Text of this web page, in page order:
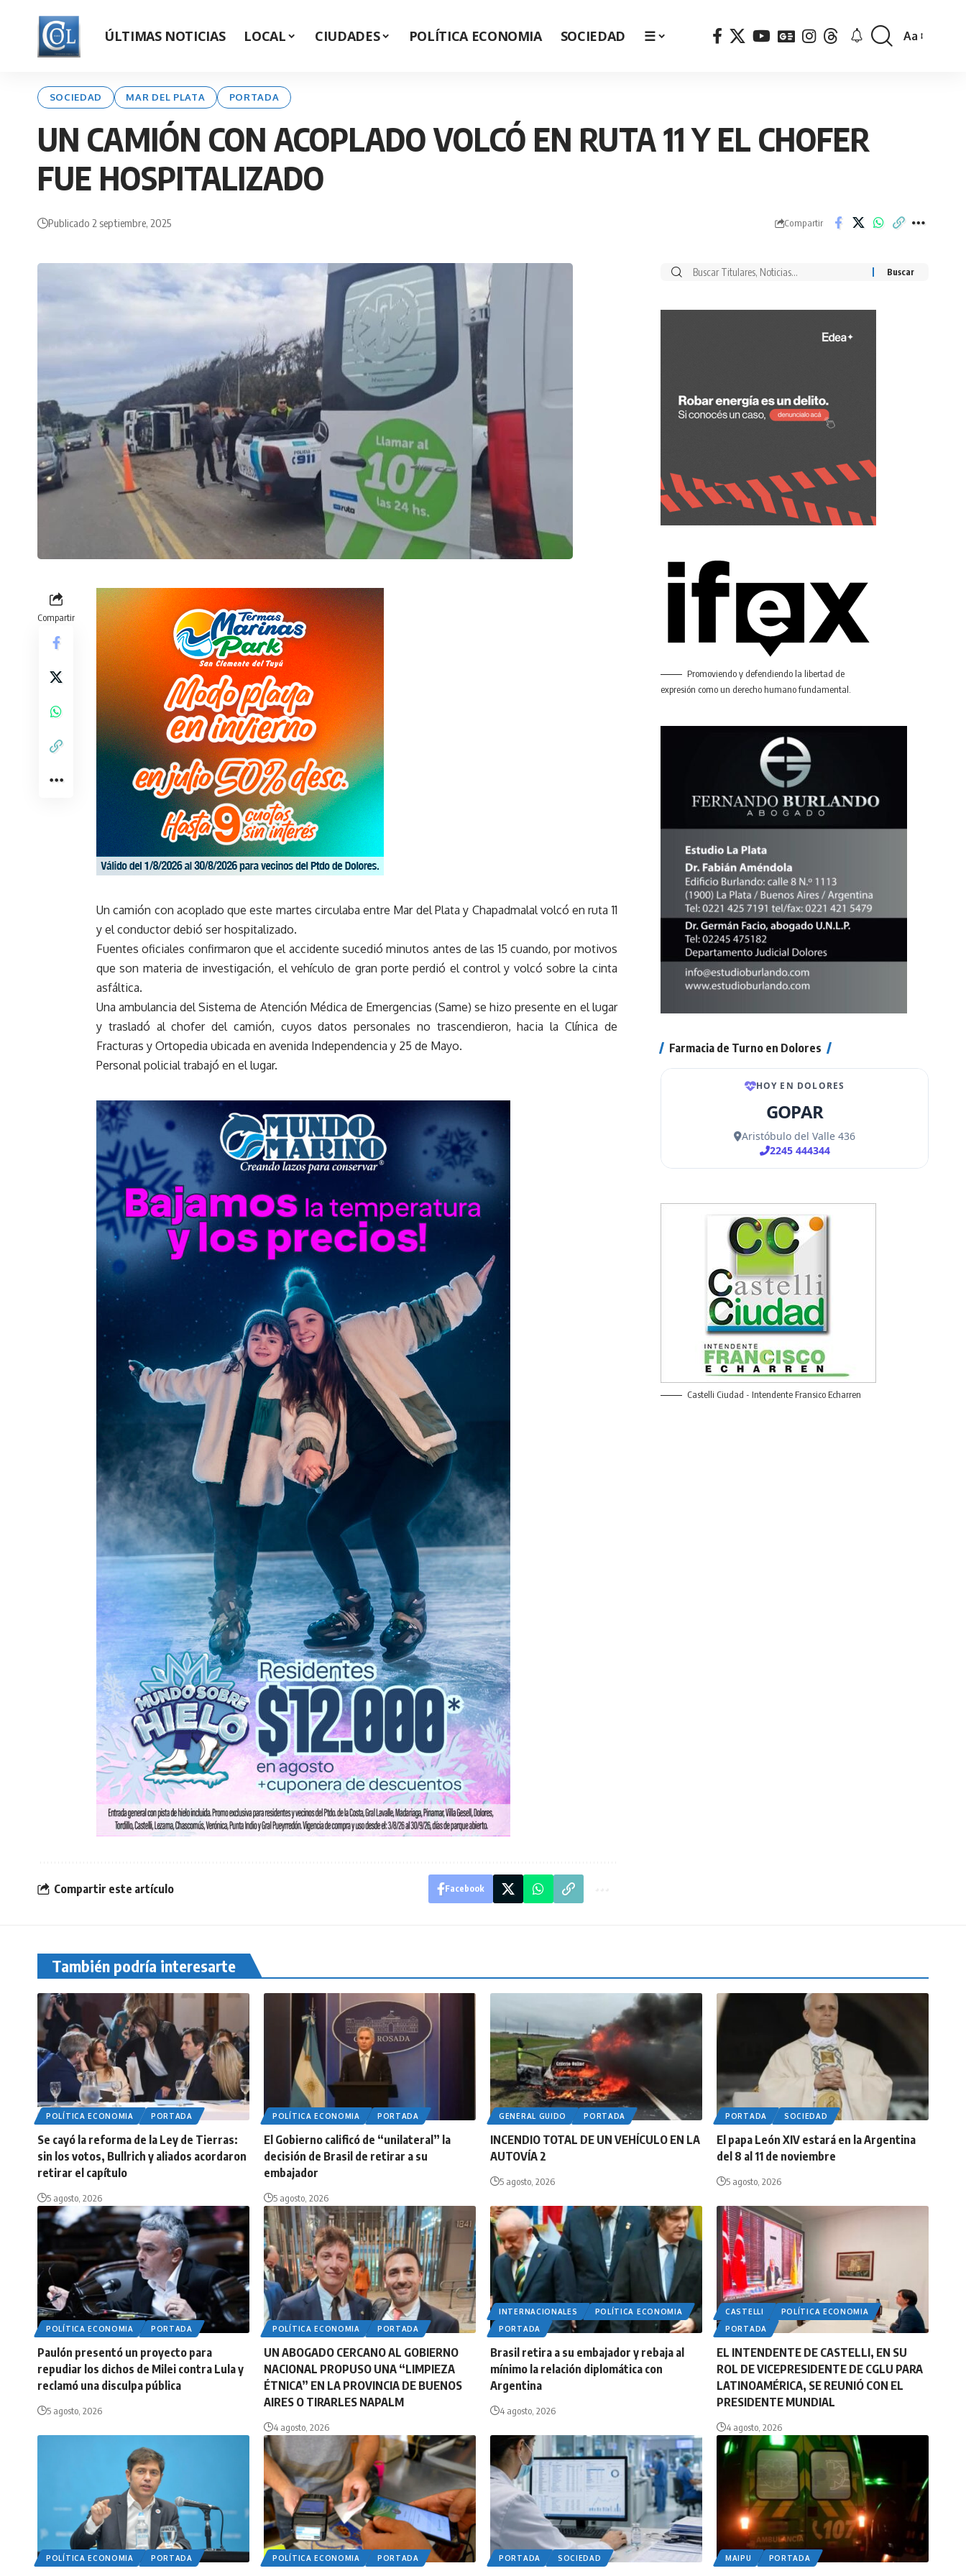
ÚLTIMAS NOTICIAS LOCAL CIUDADES POLÍTICA ECONOMIA SOCIEDAD ☰
Font
Aa
SOCIEDAD MAR DEL PLATA PORTADA
UN CAMIÓN CON ACOPLADO VOLCÓ EN RUTA 11 Y EL CHOFER
FUE HOSPITALIZADO
Publicado 2 septiembre, 2025 Compartir
Compartir
Un camión con acoplado que este martes circulaba entre Mar del Plata y Chapadmalal volcó en ruta 11
y el conductor debió ser hospitalizado.
Fuentes oficiales confirmaron que el accidente sucedió minutos antes de las 15 cuando, por motivos
que son materia de investigación, el vehículo de gran porte perdió el control y volcó sobre la cinta
asfáltica.
Una ambulancia del Sistema de Atención Médica de Emergencias (Same) se hizo presente en el lugar
y trasladó al chofer del camión, cuyos datos personales no trascendieron, hacia la Clínica de
Fracturas y Ortopedia ubicada en avenida Independencia y 25 de Mayo.
Personal policial trabajó en el lugar.
Compartir este artículo Facebook
Buscar
Promoviendo y defendiendo la libertad de
expresión como un derecho humano fundamental.
Farmacia de Turno en Dolores
Castelli Ciudad - Intendente Fransico Echarren
También podría interesarte
POLÍTICA ECONOMIA PORTADA
Se cayó la reforma de la Ley de Tierras:
sin los votos, Bullrich y aliados acordaron
retirar el capítulo
5 agosto, 2026
POLÍTICA ECONOMIA PORTADA
El Gobierno calificó de “unilateral” la
decisión de Brasil de retirar a su
embajador
5 agosto, 2026
GENERAL GUIDO PORTADA
INCENDIO TOTAL DE UN VEHÍCULO EN LA
AUTOVÍA 2
5 agosto, 2026
PORTADA SOCIEDAD
El papa León XIV estará en la Argentina
del 8 al 11 de noviembre
5 agosto, 2026
POLÍTICA ECONOMIA PORTADA
Paulón presentó un proyecto para
repudiar los dichos de Milei contra Lula y
reclamó una disculpa pública
5 agosto, 2026
POLÍTICA ECONOMIA PORTADA
UN ABOGADO CERCANO AL GOBIERNO
NACIONAL PROPUSO UNA “LIMPIEZA
ÉTNICA” EN LA PROVINCIA DE BUENOS
AIRES O TIRARLES NAPALM
4 agosto, 2026
INTERNACIONALES
POLÍTICA ECONOMIA
PORTADA
Brasil retira a su embajador y rebaja al
mínimo la relación diplomática con
Argentina
4 agosto, 2026
CASTELLI
POLÍTICA ECONOMIA
PORTADA
EL INTENDENTE DE CASTELLI, EN SU
ROL DE VICEPRESIDENTE DE CGLU PARA
LATINOAMÉRICA, SE REUNIÓ CON EL
PRESIDENTE MUNDIAL
4 agosto, 2026
POLÍTICA ECONOMIA PORTADA POLÍTICA ECONOMIA PORTADA PORTADA SOCIEDAD MAIPU PORTADA